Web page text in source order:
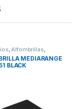
,Alfombrillas,
MEDIARANGE
BLACK